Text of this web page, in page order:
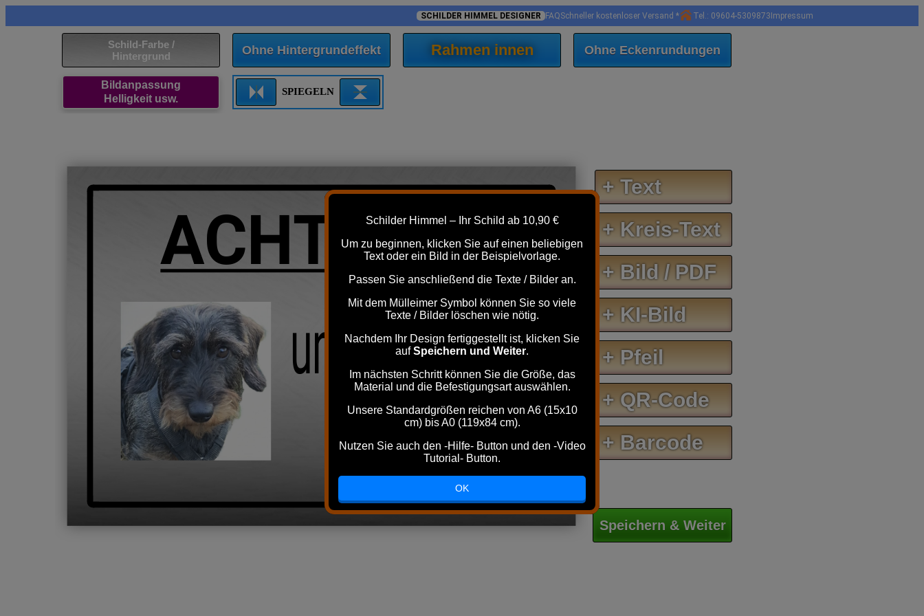
SCHILDER HIMMEL DESIGNER FAQSchneller kostenloser Versand * Tel.: 09604-5309873 Impressum
Schild-Farbe /
Hintergrund
Ohne Hintergrundeffekt Rahmen innen Ohne Eckenrundungen
Bildanpassung
Helligkeit usw.
SPIEGELN
ACHTUNG!
umwerfender
Hund
+ Text
+ Kreis-Text
+ Bild / PDF
+ KI-Bild
+ Pfeil
+ QR-Code
+ Barcode
Speichern & Weiter
Schilder Himmel – Ihr Schild ab 10,90 €
Um zu beginnen, klicken Sie auf einen beliebigen
Text oder ein Bild in der Beispielvorlage.
Passen Sie anschließend die Texte / Bilder an.
Mit dem Mülleimer Symbol können Sie so viele
Texte / Bilder löschen wie nötig.
Nachdem Ihr Design fertiggestellt ist, klicken Sie
aufSpeichern und Weiter.
Im nächsten Schritt können Sie die Größe, das
Material und die Befestigungsart auswählen.
Unsere Standardgrößen reichen von A6 (15x10
cm) bis A0 (119x84 cm).
Nutzen Sie auch den -Hilfe- Button und den -Video
Tutorial- Button.
OK